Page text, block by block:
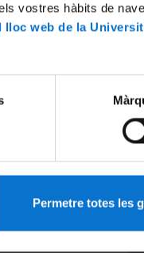
vostres hàbits de
lloc web de la
Permetre totes les